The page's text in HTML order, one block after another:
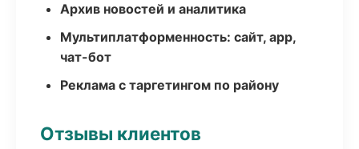
Архив новостей и аналитика
Мультиплатформенность: сайт, app,
чат-бот
Реклама с таргетингом по району
Отзывы клиентов